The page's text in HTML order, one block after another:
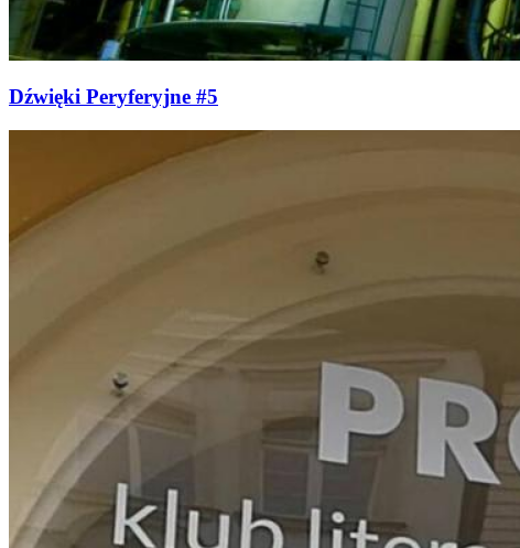
Dźwięki Peryferyjne #5